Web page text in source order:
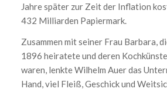
Jahre später zur Zeit der Inflation
432 Milliarden Papiermark.
Zusammen mit seiner Frau Barbara,
1896 heiratete und deren
waren, lenkte Wilhelm Auer das
Hand, viel Fleiß, Geschick und